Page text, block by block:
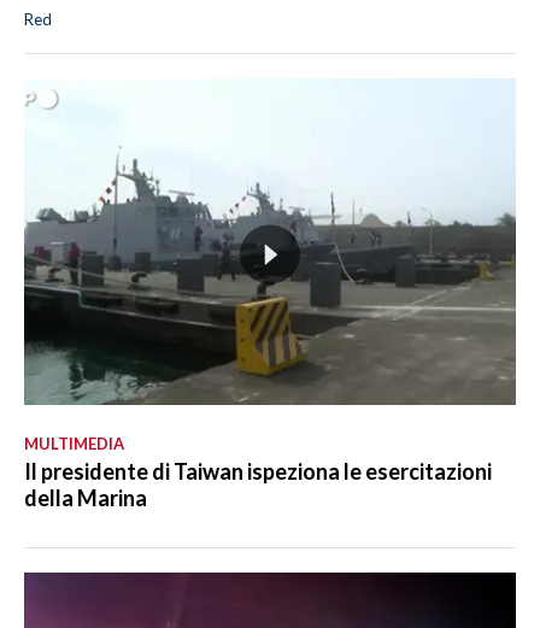
Red
MULTIMEDIA
Il presidente di Taiwan ispeziona le esercitazioni
della Marina